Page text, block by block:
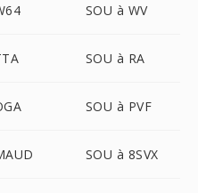
SOU à WV
SOU à RA
SOU à PVF
SOU à 8SVX